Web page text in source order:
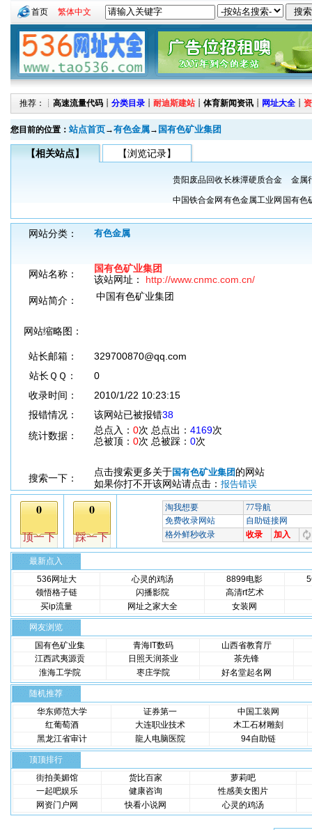
首页 繁体中文
推荐：┊ 高速流量代码 ┊ 分类目录 ┊ 耐迪斯建站 ┊ 体育新闻资讯 ┊ 网址大全 ┊
您目前的位置： 站点首页→有色金属→ 国有色矿业集团
【相关站点】 【浏览记录】
贵阳废品回收长株潭硬质合金 金属
中国铁合金网 有色金属工业网 国有色
网站分类： 有色金属
网站名称：
国有色矿业集团
该站网址： http://www.cnmc.com.cn/
网站简介：
中国有色矿业集团
网站缩略图：
站长邮箱：
329700870@qq.com
站长ＱＱ：
0
收录时间：
2010/1/22 10:23:15
报错情况：
该网站已被报错38
统计数据：
总点入： 0次 总点出： 4169次
总被顶： 0次 总被踩： 0次
搜索一下：
点击搜索更多关于国有色矿业集团 的网站
如果你打不开该网站请点击： 报告错误
最新点入
536网址大
心灵的鸡汤 8899电影
领悟格子链
闪播影院
高清rt艺术
买ip流量
网址之家大全 女装网
网友浏览
国有色矿业集
青海IT数码
山西省教育厅
江西武夷源贡
日照天润茶业
茶先锋
淮海工学院
枣庄学院 好名堂起名网
随机推荐
华东师范大学
证券第一
中国工装网
红葡萄酒
大连职业技术
木工石材雕刻
黑龙江省审计
龍人电脑医院 94自助链
顶顶排行
街拍美媚馆
货比百家
萝莉吧
一起吧娱乐
健康咨询
性感美女图片
网资门户网
快看小说网 心灵的鸡汤